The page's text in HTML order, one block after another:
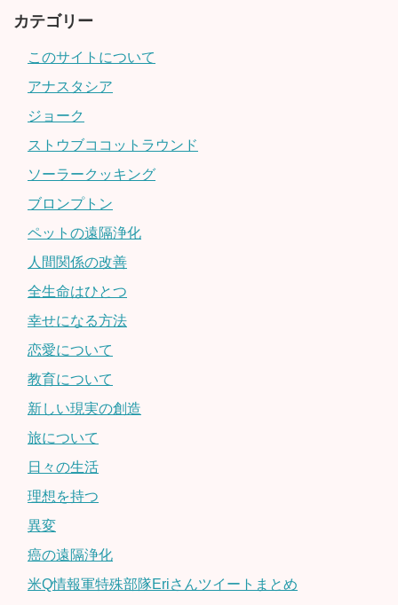
カテゴリー
このサイトについて
アナスタシア
ジョーク
ストウブココットラウンド
ソーラークッキング
ブロンプトン
ペットの遠隔浄化
人間関係の改善
全生命はひとつ
幸せになる方法
恋愛について
教育について
新しい現実の創造
旅について
日々の生活
理想を持つ
異変
癌の遠隔浄化
米Q情報軍特殊部隊Eriさんツイートまとめ